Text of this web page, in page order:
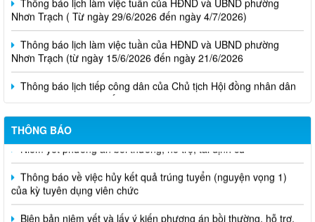
Nhơn Trạch ( Từ ngày 29/6/2026 đến ngày 4/7/2026)
Thông báo lịch làm việc tuần của HĐND và UBND phường
Nhơn Trạch (từ ngày 15/6/2026 đến ngày 21/6/2026
Thông báo lịch tiếp công dân của Chủ tịch Hội đồng nhân dân
phường tại các khu phố trên địa bàn phường Nhơn Trạch năm
2026
THÔNG BÁO
Niêm yết phương án bồi thường, hỗ trợ, tái định cư
Thông báo về việc hủy kết quả trúng tuyển (nguyện vọng 1)
của kỳ tuyên dụng viên chức
Biên bản niêm yết và lấy ý kiến phương án bồi thường, hỗ trợ,
tái định cư của các hộ dân thuộc dự án công trình "Nhánh rẽ đấu